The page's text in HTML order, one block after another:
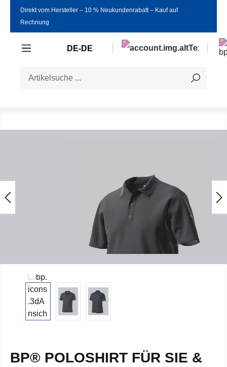
Zum Hauptinhalt springen
Direkt vom Hersteller ‒ 10 % Neukundenrabatt ‒ Kauf auf
Rechnung
DE-DE
BP® POLOSHIRT FÜR SIE &